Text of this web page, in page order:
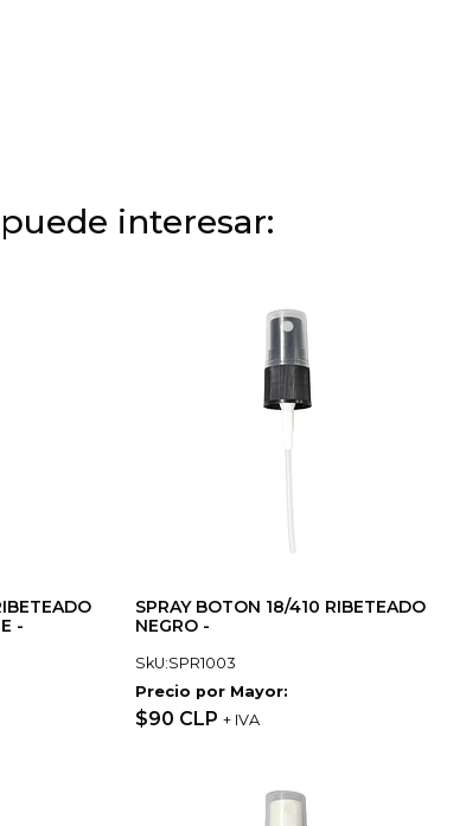
interesar:
-
SPRAY BOTON 18/410 RIBETEADO
NEGRO -
SkU:SPR1003
Precio por Mayor:
$90 CLP + IVA